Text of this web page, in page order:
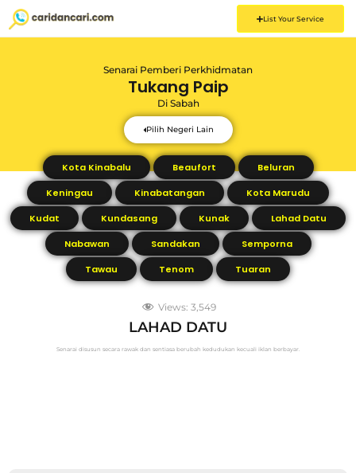
List Your Service
Senarai Pemberi Perkhidmatan
Tukang Paip
Di Sabah
Pilih Negeri Lain
Kota Kinabalu Beaufort
Beluran
Keningau
Kinabatangan
Kota Marudu
Kudat
Kundasang Kunak
Lahad Datu
Nabawan
Sandakan
Semporna
Tawau
Tenom Tuaran
Views: 3,549
LAHAD DATU
Senarai disusun secara rawak dan sentiasa berubah kedudukan kecuali iklan berbayar.